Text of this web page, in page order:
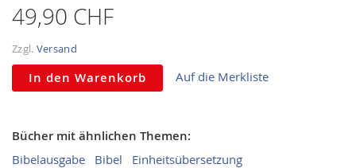
49,90 CHF
Zzgl. Versand
In den Warenkorb Auf die Merkliste
Bücher mit ähnlichen Themen:
Bibelausgabe Bibel Einheitsübersetzung